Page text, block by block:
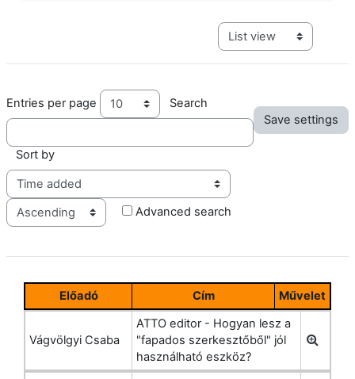
View mode tertiary
Entries per page Search
Sort by
Advanced search
Előadó Cím Művelet
Vágvölgyi Csaba
ATTO editor - Hogyan lesz a
"fapados szerkesztőből" jól
használható eszköz?